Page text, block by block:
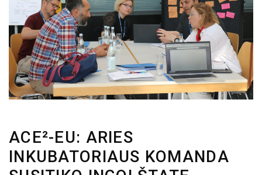
ACE²-EU: ARIES
INKUBATORIAUS KOMANDA